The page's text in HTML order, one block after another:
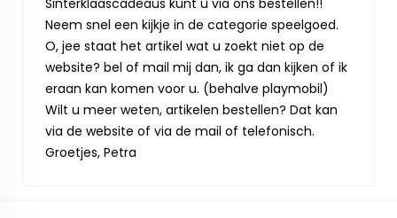
Sinterklaascadeaus kunt u via ons bestellen!!
Neem snel een kijkje in de categorie speelgoed.
O, jee staat het artikel wat u zoekt niet op de
website? bel of mail mij dan, ik ga dan kijken of ik
eraan kan komen voor u. (behalve playmobil)
Wilt u meer weten, artikelen bestellen? Dat kan
via de website of via de mail of telefonisch.
Groetjes, Petra